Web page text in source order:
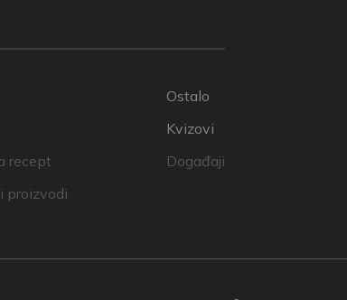
recept
proizvodi
Ostalo
Kvizovi
Događaji